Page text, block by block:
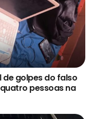
golpes do falso
pessoas na